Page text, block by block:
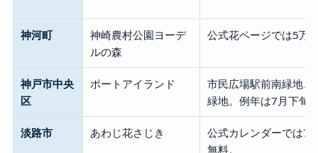
神河町
神崎農村公園ヨーデ
ルの森
公式花ページでは5万
神戸市中央
区
ポートアイランド
市民広場駅前南緑地
緑地。例年は7月下旬
淡路市 あわじ花さじき
公式カレンダーでは7
無料。